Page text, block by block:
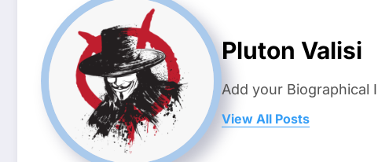
Pluton Valisi
Add your Biographical
View All Posts